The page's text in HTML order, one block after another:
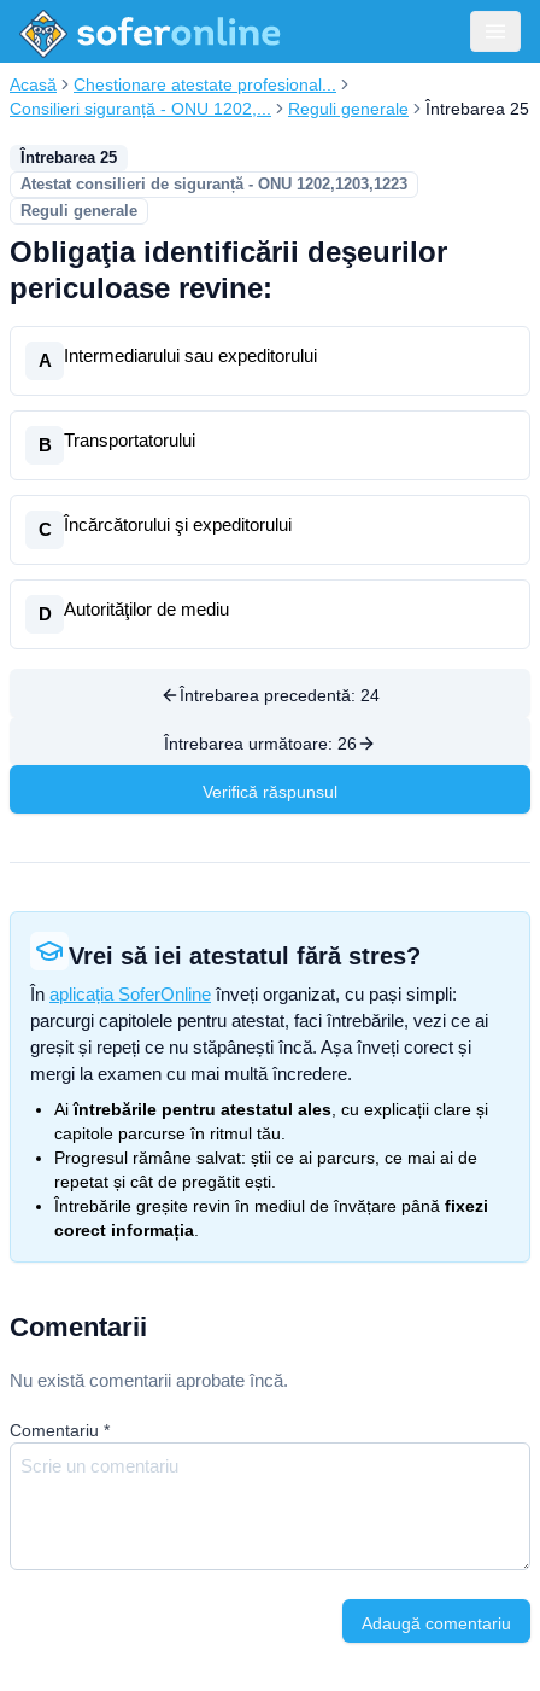
Acasă
Chestionare atestate profesional...
Consilieri siguranță - ONU 1202,...
Reguli generale Întrebarea 25
Întrebarea 25
Atestat consilieri de siguranță - ONU 1202,1203,1223
Reguli generale
Obligaţia identificării deşeurilor
periculoase revine:
A Intermediarului sau expeditorului
B Transportatorului
C Încărcătorului şi expeditorului
D Autorităţilor de mediu
Întrebarea precedentă: 24
Întrebarea următoare: 26
Verifică răspunsul
Vrei să iei atestatul fără stres?
În aplicația SoferOnline înveți organizat, cu pași simpli:
parcurgi capitolele pentru atestat, faci întrebările, vezi ce ai
greșit și repeți ce nu stăpânești încă. Așa înveți corect și
mergi la examen cu mai multă încredere.
Aiîntrebările pentru atestatul ales , cu explicații clare și
capitole parcurse în ritmul tău.
Progresul rămâne salvat: știi ce ai parcurs, ce mai ai de
repetat și cât de pregătit ești.
Întrebările greșite revin în mediul de învățare până fixezi
corect informația
Comentarii
Nu există comentarii aprobate încă.
Comentariu *
Adaugă comentariu